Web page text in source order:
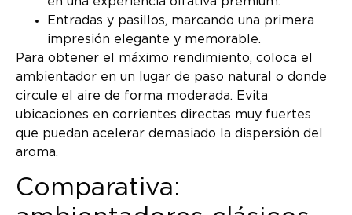
Entradas y pasillos, marcando una primera
impresión elegante y memorable.
Para obtener el máximo rendimiento, coloca el
ambientador en un lugar de paso natural o donde
circule el aire de forma moderada. Evita
ubicaciones en corrientes directas muy fuertes
que puedan acelerar demasiado la dispersión del
aroma.
Comparativa: